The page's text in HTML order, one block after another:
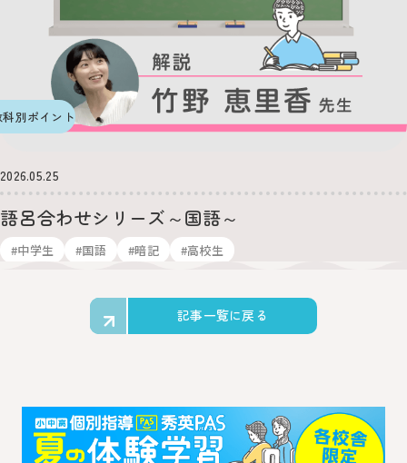
科別ポイント
2026.05.25
語呂合わせシリーズ～国語～
#中学生 #国語 #暗記 #高校生
記事一覧に戻る